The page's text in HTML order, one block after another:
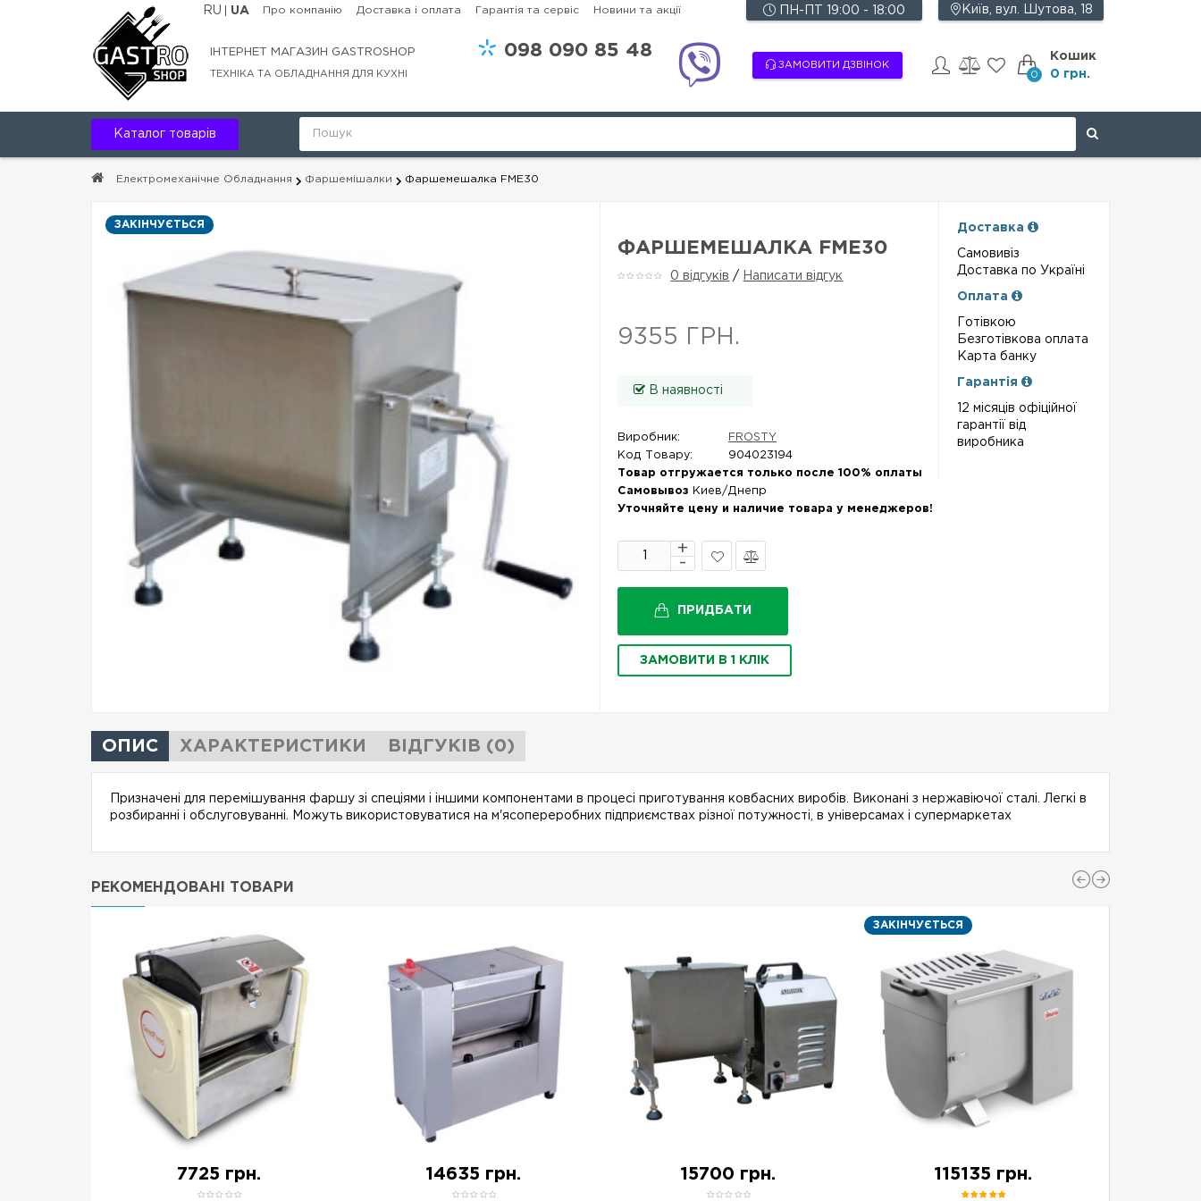
ІНТЕРНЕТ МАГАЗИН GASTROSHOP
ТЕХНІКА ТА ОБЛАДНАННЯ ДЛЯ КУХНІ
Київ, вул. Шутова, 18
RU UA Про компанію Доставка і оплата Гарантія та сервіс Новини та акції
098 090 85 48
ЗАМОВИТИ ДЗВІНОК
ПН-ПТ 19:00 - 18:00
Кошик
0 0 грн.
Каталог товарів
Електромеханічне Обладнання Фаршемішалки Фаршемешалка FME30
ЗАКІНЧУЄТЬСЯ
ФАРШЕМЕШАЛКА FME30
0 відгуків / Написати відгук
9355 ГРН.
В наявності
Виробник:
FROSTY
Код Товару:
904023194
Товар отгружается только после 100% оплаты
Самовывоз Киев/Днепр
Уточняйте цену и наличие товара у менеджеров!
закладки
ПРИДБАТИ
ЗАМОВИТИ В 1 КЛІК
Доставка
Самовивіз
Доставка по Україні
Оплата
Готівкою
Безготівкова оплата
Карта банку
Гарантія
12 місяців офіційної
гарантії від
виробника
ОПИС ХАРАКТЕРИСТИКИ ВІДГУКІВ (0)
Призначені для перемішування фаршу зі спеціями і іншими компонентами в процесі приготування ковбасних виробів. Виконані з нержавіючої сталі. Легкі в
розбиранні і обслуговуванні. Можуть використовуватися на м'ясопереробних підприємствах різної потужності, в універсамах і супермаркетах
РЕКОМЕНДОВАНІ ТОВАРИ
7725 грн. 14635 грн. 15700 грн.
ЗАКІНЧУЄТЬСЯ
115135 грн.